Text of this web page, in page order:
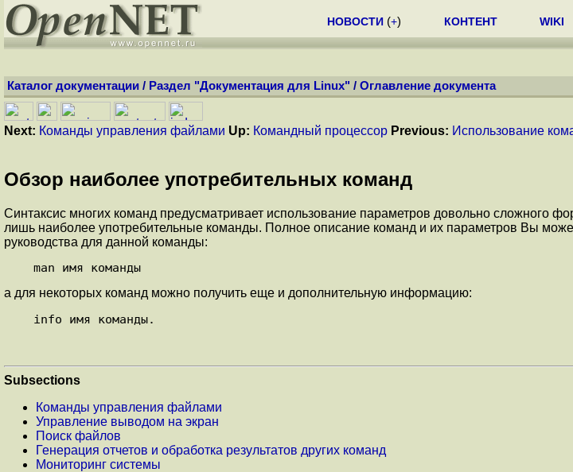
НОВОСТИ (+) КОНТЕНТ WIKI
Каталог документации / Раздел "Документация для Linux" / Оглавление документа
Next: Команды управления файлами Up: Командный процессор Previous: Использование
Обзор наиболее употребительных команд
Синтаксис многих команд предусматривает использование параметров довольно сложного
лишь наиболее употребительные команды. Полное описание команд и их параметров Вы
руководства для данной команды:
а для некоторых команд можно получить еще и дополнительную информацию:
Subsections
Команды управления файлами
Управление выводом на экран
Поиск файлов
Генерация отчетов и обработка результатов других команд
Мониторинг системы